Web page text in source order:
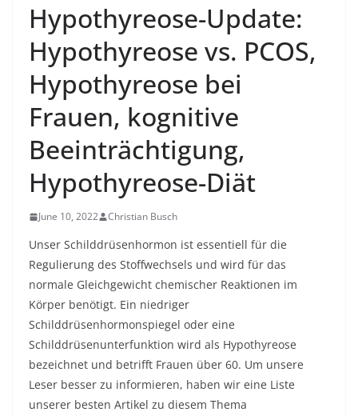
Hypothyreose-Update:
Hypothyreose vs. PCOS,
Hypothyreose bei
Frauen, kognitive
Beeinträchtigung,
Hypothyreose-Diät
June 10, 2022 Christian Busch
Unser Schilddrüsenhormon ist essentiell für die
Regulierung des Stoffwechsels und wird für das
normale Gleichgewicht chemischer Reaktionen im
Körper benötigt. Ein niedriger
Schilddrüsenhormonspiegel oder eine
Schilddrüsenunterfunktion wird als Hypothyreose
bezeichnet und betrifft Frauen über 60. Um unsere
Leser besser zu informieren, haben wir eine Liste
unserer besten Artikel zu diesem Thema